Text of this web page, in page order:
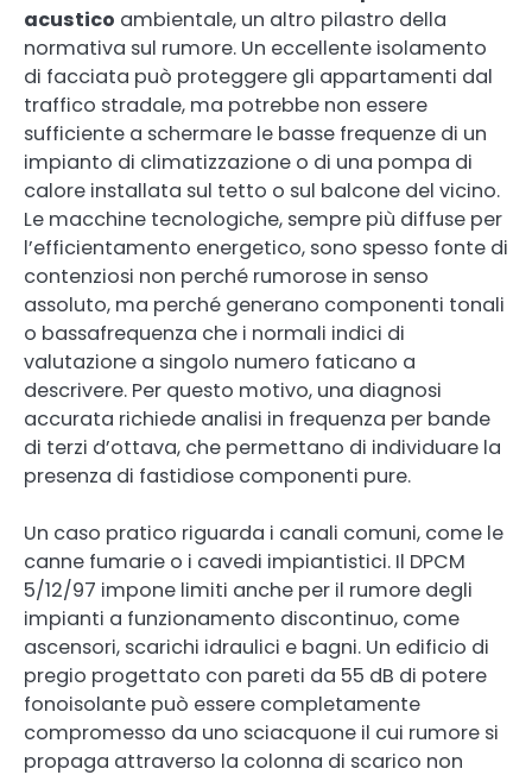
acustico ambientale, un altro pilastro della
normativa sul rumore. Un eccellente isolamento
di facciata può proteggere gli appartamenti dal
traffico stradale, ma potrebbe non essere
sufficiente a schermare le basse frequenze di un
impianto di climatizzazione o di una pompa di
calore installata sul tetto o sul balcone del vicino.
Le macchine tecnologiche, sempre più diffuse per
l’efficientamento energetico, sono spesso fonte di
contenziosi non perché rumorose in senso
assoluto, ma perché generano componenti tonali
o bassafrequenza che i normali indici di
valutazione a singolo numero faticano a
descrivere. Per questo motivo, una diagnosi
accurata richiede analisi in frequenza per bande
di terzi d’ottava, che permettano di individuare la
presenza di fastidiose componenti pure.
Un caso pratico riguarda i canali comuni, come le
canne fumarie o i cavedi impiantistici. Il DPCM
5/12/97 impone limiti anche per il rumore degli
impianti a funzionamento discontinuo, come
ascensori, scarichi idraulici e bagni. Un edificio di
pregio progettato con pareti da 55 dB di potere
fonoisolante può essere completamente
compromesso da uno sciacquone il cui rumore si
propaga attraverso la colonna di scarico non